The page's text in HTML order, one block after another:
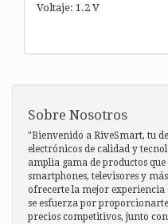
Voltaje: 1.2 V
Sobre Nosotros
"Bienvenido a RiveSmart, tu
electrónicos de calidad y
amplia gama de productos
smartphones, televisores y
ofrecerte la mejor experiencia
se esfuerza por
precios competitivos, junto